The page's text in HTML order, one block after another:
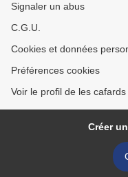
Signaler un abus
C.G.U.
Cookies et données
Préférences cookies
Voir le profil de les
Créer